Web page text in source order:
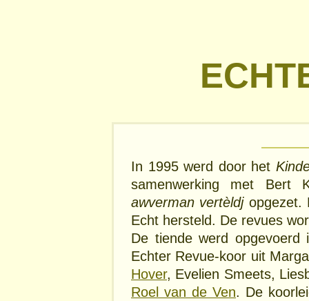
In 1995 werd door het
samenwerking met
awverman vertèldjopgezet.
Echt hersteld. De revues
De tiende werd
Echter Revue-koor uit
Hover, Evelien Smeets,
Roel van de Ven. De